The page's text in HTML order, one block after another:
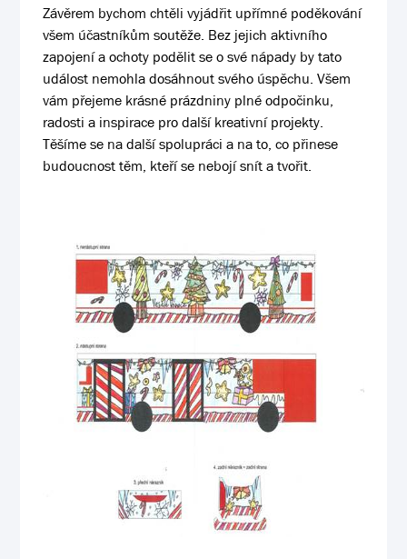
Závěrem bychom chtěli vyjádřit upřímné poděkování
všem účastníkům soutěže. Bez jejich aktivního
zapojení a ochoty podělit se o své nápady by tato
událost nemohla dosáhnout svého úspěchu. Všem
vám přejeme krásné prázdniny plné odpočinku,
radosti a inspirace pro další kreativní projekty.
Těšíme se na další spolupráci a na to, co přinese
budoucnost těm, kteří se nebojí snít a tvořit.